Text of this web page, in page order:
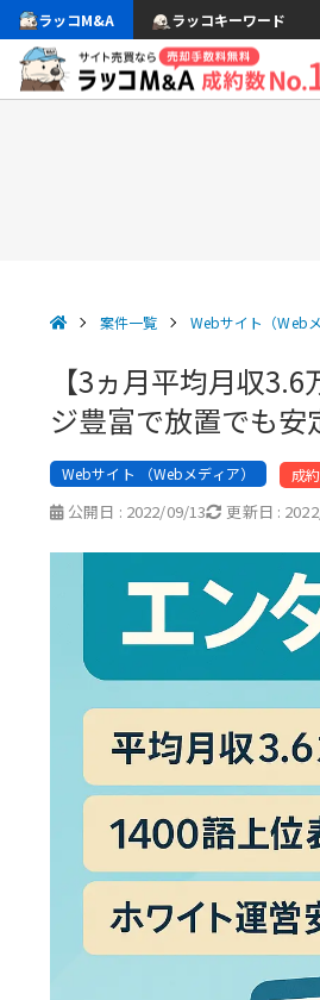
ラッコM&A ラッコキーワード
案件一覧 Webサイト（Webメ
【3ヵ月平均月収
ジ豊富で放置でも
Webサイト （Webメディア） 成
公開日 : 2022/09/13 更新日 :